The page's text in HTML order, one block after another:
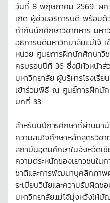
วันที่ 8 พฤษภาคม 2569. ผศ.
เกิด ผู้ช่วยอธิการบดี พร้อม
กำกับนักศึกษาวิชาทหาร มหา
อธิการบดีมหาวิทยาลัยแม่โจ้
หน่วย ศูนย์การฝึกนักศึกษาวิ
ครบรอบปีที่ 36 ซึ่งมีหัวหน้าส่
มหาวิทยาลัย ผู้บริหารโรงเรี
เข้าร่วมพิธี ณ ศูนย์การฝึกนั
บกที่ 33
สำหรับนปีการศึกษาที่ผ่านมา
ความสนใจศึกษาหลักสูตรวิช
สถาบันอุดมศึกษาในจังหวัดเชี
ความตระหนักของเยาวชนใน
ชาติและการพัฒนาบุคลิกภาพ
ระเบียบวินัยและความรับผิด
มหาวิทยาลัยแม่โจ้มุ่งหวังให้